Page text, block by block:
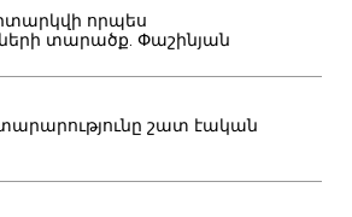
որպես
տարածք. Փաշինյան
շատ էական